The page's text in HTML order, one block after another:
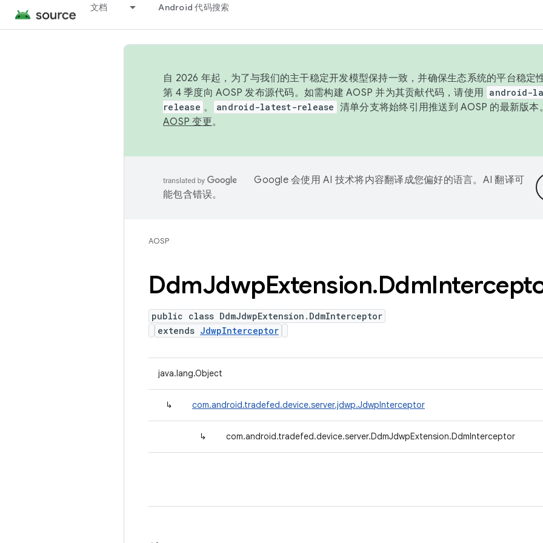
文档 Android 代码搜索
自 2026 年起，为了与我们的主干稳定开发模型保持一致，并确保生态系统的平台稳定
第 4 季度向 AOSP 发布源代码。如需构建 AOSP 并为其贡献代码，请使用 android-
release 。 android-latest-release 清单分支将始终引用推送到 AOSP 的最新版
AOSP 变更。
Google 会使用 AI 技术将内容翻译成您偏好的语言。AI 翻译可
能包含错误。
AOSP
DdmJdwpExtension.Ddm
public class DdmJdwpExtension.DdmInterceptor
extends JdwpInterceptor
java.lang.Object
↳ com.android.tradefed.device.server.jdwp.JdwpInterceptor
↳ com.android.tradefed.device.server.DdmJdwpExtension.DdmInterceptor